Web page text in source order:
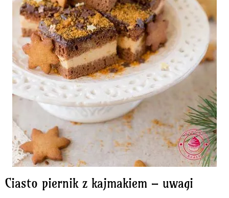
Ciasto piernik z kajmakiem – uwagi